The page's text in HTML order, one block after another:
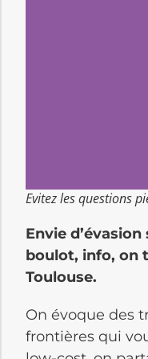
Evitez les questions
Envie
boulot, info, on
Toulouse.
On évoque des
frontières qui